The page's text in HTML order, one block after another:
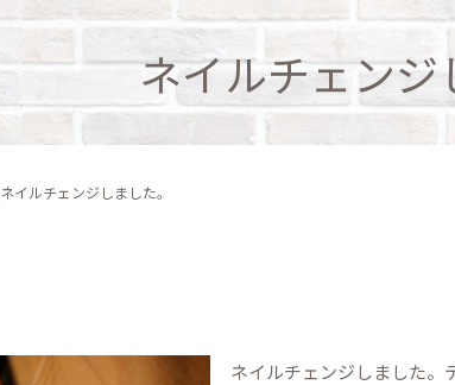
ネイルチェンジ
ネイルチェンジしました。
ネイルチェンジしました。